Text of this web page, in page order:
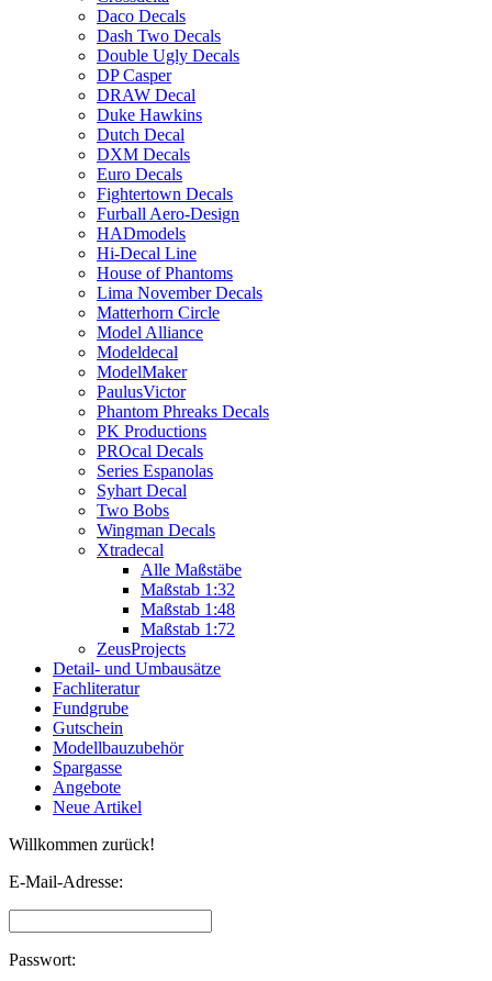
Daco Decals
Dash Two Decals
Double Ugly Decals
DP Casper
DRAW Decal
Duke Hawkins
Dutch Decal
DXM Decals
Euro Decals
Fightertown Decals
Furball Aero-Design
HADmodels
Hi-Decal Line
House of Phantoms
Lima November Decals
Matterhorn Circle
Model Alliance
Modeldecal
ModelMaker
PaulusVictor
Phantom Phreaks Decals
PK Productions
PROcal Decals
Series Espanolas
Syhart Decal
Two Bobs
Wingman Decals
Xtradecal
Alle Maßstäbe
Maßstab 1:32
Maßstab 1:48
Maßstab 1:72
ZeusProjects
Detail- und Umbausätze
Fachliteratur
Fundgrube
Gutschein
Modellbauzubehör
Spargasse
Angebote
Neue Artikel
Willkommen zurück!
E-Mail-Adresse:
Passwort: